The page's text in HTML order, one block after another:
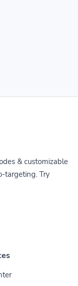
& customizable
targeting. Try